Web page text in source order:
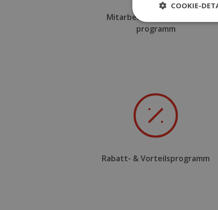
Mitarbeiterempfehlungs–
programm
Rabatt- & Vorteilsprogramm
COOKIE-